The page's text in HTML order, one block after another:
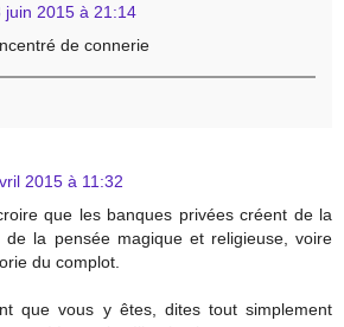
juin 2015 à 21:14
de connerie
2015 à 11:32
que les banques privées créent de la
de la pensée magique et religieuse, voire
du complot.
que vous y êtes, dites tout simplement